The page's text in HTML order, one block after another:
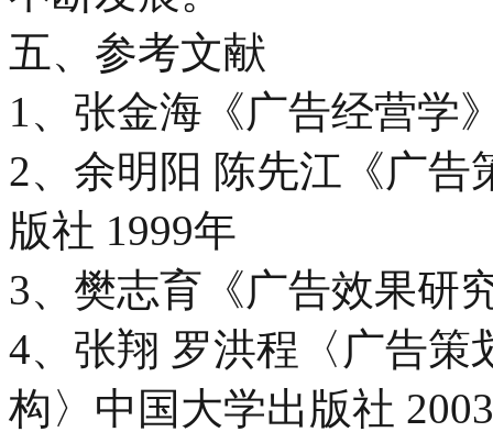
五、参考文献
1、张金海《广告经营学
2、余明阳 陈先江《广
版社 1999年
3、樊志育《广告效果研
4、张翔 罗洪程〈广告
构〉中国大学出版社